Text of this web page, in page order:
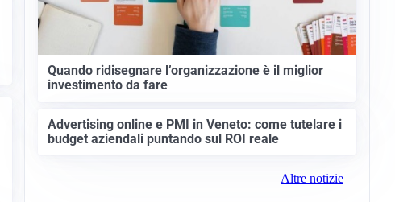
Quando ridisegnare l’organizzazione è il miglior
investimento da fare
Advertising online e PMI in Veneto: come tutelare i
budget aziendali puntando sul ROI reale
Altre notizie